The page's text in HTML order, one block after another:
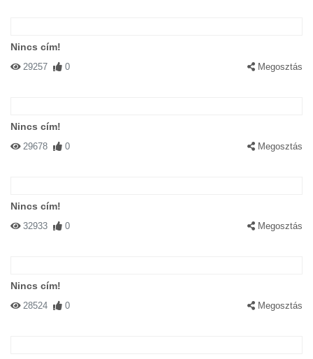
Nincs cím!
29257 0 Megosztás
Nincs cím!
29678 0 Megosztás
Nincs cím!
32933 0 Megosztás
Nincs cím!
28524 0 Megosztás